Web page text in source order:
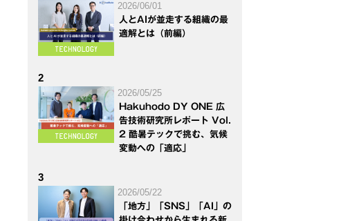
2026/06/01
人とAIが並走する組織の最
適解とは（前編）
2
2026/05/25
Hakuhodo DY ONE 広
告技術研究所レポート Vol.
2 酷暑テックで挑む、気候
変動への「適応」
3
2026/05/22
「地方」「SNS」「AI」の